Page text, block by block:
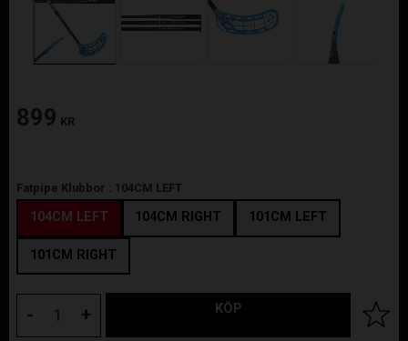
899 KR
Fatpipe Klubbor : 104CM LEFT
104CM LEFT 104CM RIGHT 101CM LEFT
101CM RIGHT
+
- KÖP Lägg